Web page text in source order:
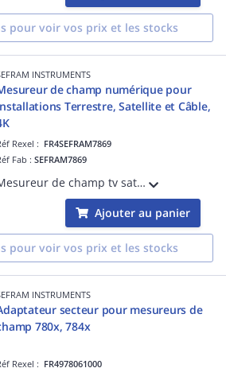
pour voir vos prix et les stocks
INSTRUMENTS
de champ numérique pour
Terrestre, Satellite et Câble,
Rexel : FR4SEFRAM7869
Fab :SEFRAM7869
Mesureur de champ tv satellite, cable et terrestre. Entrée vidéo. Ecran tactile couleur. Mesures sur signaux HEVC. Affichage des programmes TV HD et 4K gratuits. Interface USB. BP 5-2400MHz. Spectre ultra rapide. Autonomie de 4H30 minimum
Ajouter au panier
pour voir vos prix et les stocks
INSTRUMENTS
secteur pour mesureurs de
780x, 784x
Rexel : FR4978061000